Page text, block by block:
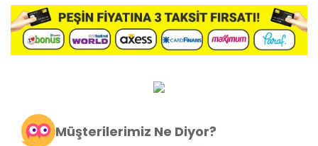
Müşterilerimiz Ne Diyor?